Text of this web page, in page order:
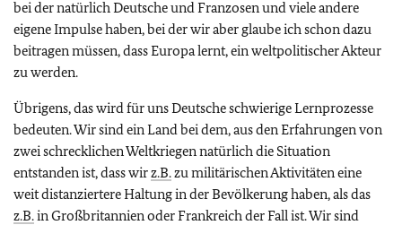
bei der natürlich Deutsche und Franzosen und viele andere
eigene Impulse haben, bei der wir aber glaube ich schon dazu
beitragen müssen, dass Europa lernt, ein weltpolitischer Akteur
zu werden.
Übrigens, das wird für uns Deutsche schwierige Lernprozesse
bedeuten. Wir sind ein Land bei dem, aus den Erfahrungen von
zwei schrecklichen Weltkriegen natürlich die Situation
entstanden ist, dass wirz.B.zu militärischen Aktivitäten eine
weit distanziertere Haltung in der Bevölkerung haben, als das
z.B.in Großbritannien oder Frankreich der Fall ist. Wir sind